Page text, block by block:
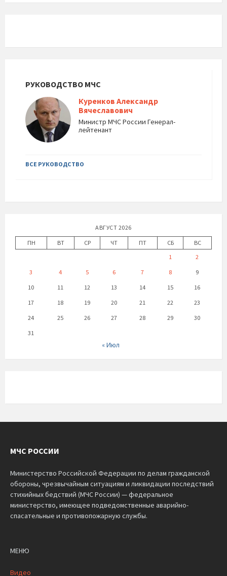
РУКОВОДСТВО МЧС
Куренков Александр
Вячеславович
Министр МЧС России Генерал-
лейтенант
ВСЕ РУКОВОДСТВО
АВГУСТ 2026
ПН
ВТ СР ЧТ ПТ СБ
ВС
1
2
3
4 5 6 7 8
9
10
11 12 13 14 15
16
17
18 19 20 21 22
23
24
25 26 27 28 29
30
31
« Июл
МЧС РОССИИ
Министерство Российской Федерации по делам гражданской
обороны, чрезвычайным ситуациям и ликвидации последствий
стихийных бедствий (МЧС России) — федеральное
министерство, имеющее подведомственные аварийно-
спасательные и противопожарную службы.
МЕНЮ
Видео